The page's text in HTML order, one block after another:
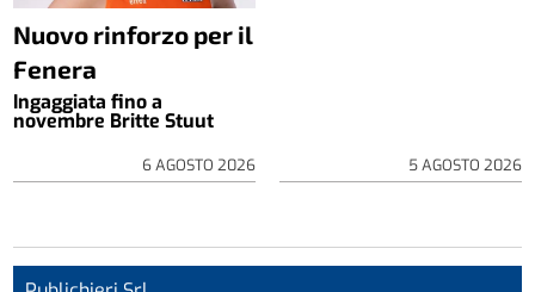
Nuovo rinforzo per il
Fenera
Ingaggiata fino a
novembre Britte Stuut
6 AGOSTO 2026 5 AGOSTO 2026